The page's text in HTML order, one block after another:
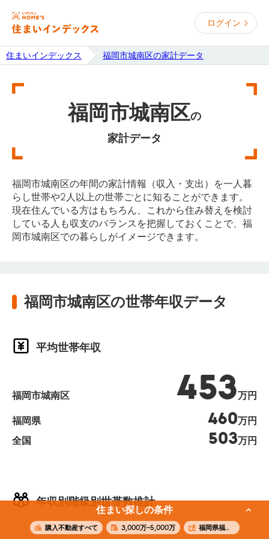
ログイン
住まいインデックス 福岡市城南区の家計データ
住まい探しの条件
購入不動産すべて 3,000万~5,000万 福岡県福岡市城南区
福岡市城南区の
家計データ
福岡市城南区の年間の家計情報（収入・支出）を一人暮
らし世帯や2人以上の世帯ごとに知ることができます。
現在住んでいる方はもちろん、これから住み替えを検討
している人も収支のバランスを把握しておくことで、福
岡市城南区での暮らしがイメージできます。
福岡市城南区の世帯年収データ
年収別階級別世帯数推計
平均世帯年収
福岡市城南区 453万円
福岡県 460万円
全国
503万円